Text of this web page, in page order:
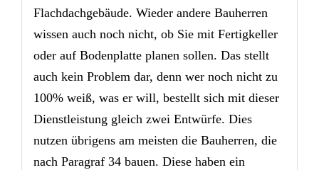
Flachdachgebäude. Wieder andere Bauherren
wissen auch noch nicht, ob Sie mit Fertigkeller
oder auf Bodenplatte planen sollen. Das stellt
auch kein Problem dar, denn wer noch nicht zu
100% weiß, was er will, bestellt sich mit dieser
Dienstleistung gleich zwei Entwürfe. Dies
nutzen übrigens am meisten die Bauherren, die
nach Paragraf 34 bauen. Diese haben ein